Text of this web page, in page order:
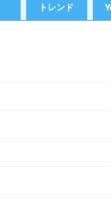
トレンド